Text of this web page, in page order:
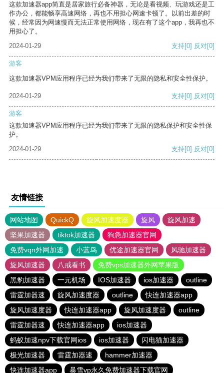
这款加速器app简直是居家旅行必备神器，无论是看视频、玩游戏还是工
作办公，都能畅享高速网络，再也不用担心网速卡顿了。以前出差的时
候，经常因为网速慢而无法正常使用网络，现在有了这个app，我再也不
用担心了。
2024-01-29
支持[0] 反对[0]
游客
这款加速器VPM应用程序已经为我们带来了无限的隐私和安全性保护。
2024-01-29 支持[0] 反对[0]
游客
这款加速器VPM应用程序已经为我们带来了无限的隐私保护和安全性保
护。
2024-01-29
支持[0] 反对[0]
友情链接
网站地图 QuickQ 旋风加速度器 旋风
旋风加速
坚果加速器
tiktok加速器
狗急加速器官网
免费vqn外网加速
小蓝鸟 优途加速器官网
风驰加速器
旋风加速器
八戒看书
免费vps加速器外网苹果版
黑豹加速器
一元机场 IOS加速器 ios加速器
outline
雷霆加器速
旋风加速度器 outline
快连加速器app
旋风加速度器
快连加速器app 旋风加速度器
outline
雷霆加器速
快连加速器app
ios加速器
蚂蚁加速npv下载官网ios
ios加速器
闪电猫加速器
极光加速器
雷霆加器速
hammer加速器
快连加速器app
暴雪vp永久免费加速器下载官网